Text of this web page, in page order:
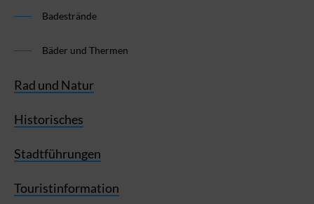
Badestrände
Bäder und Thermen
Rad und Natur
Historisches
Stadtführungen
Touristinformation